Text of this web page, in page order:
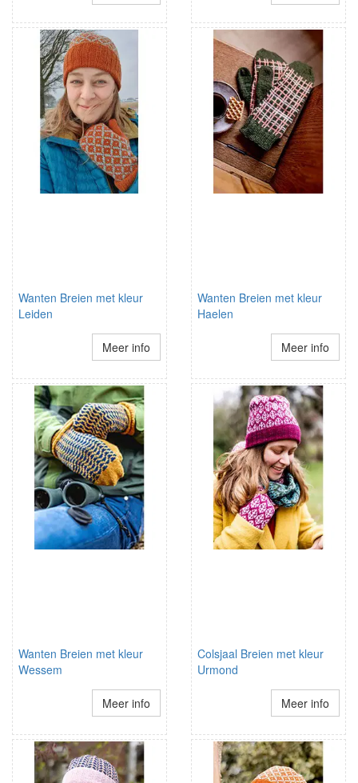
Wanten Breien met kleur
Leiden
Meer info
Wanten Breien met kleur
Haelen
Meer info
Wanten Breien met kleur
Wessem
Meer info
Colsjaal Breien met kleur
Urmond
Meer info